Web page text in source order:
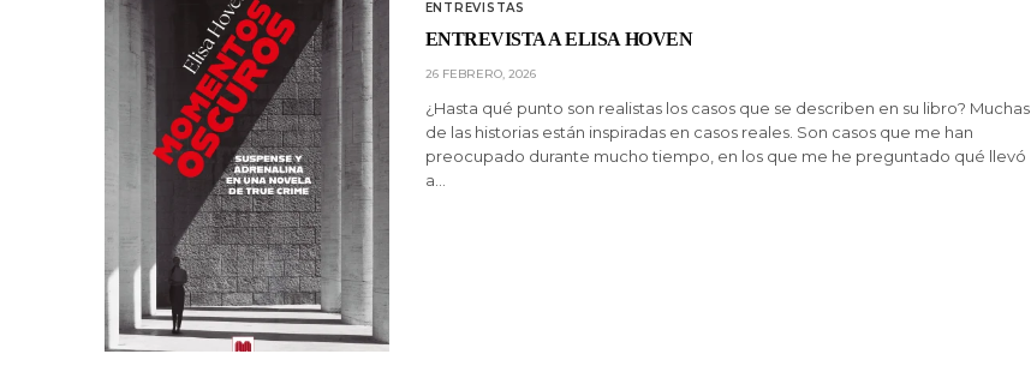
ENTREVISTAS
ENTREVISTA A ELISA HOVEN
26 FEBRERO, 2026
¿Hasta qué punto son realistas los casos que se describen en su libro? Muchas
de las historias están inspiradas en casos reales. Son casos que me han
preocupado durante mucho tiempo, en los que me he preguntado qué llevó
a…